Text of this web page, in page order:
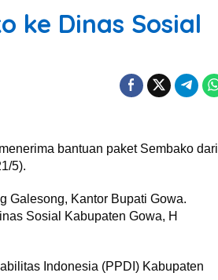
ke Dinas Sosial
bantuan paket Sembako dari
5).
Galesong, Kantor Bupati Gowa.
Sosial Kabupaten Gowa, H
Indonesia (PPDI) Kabupaten